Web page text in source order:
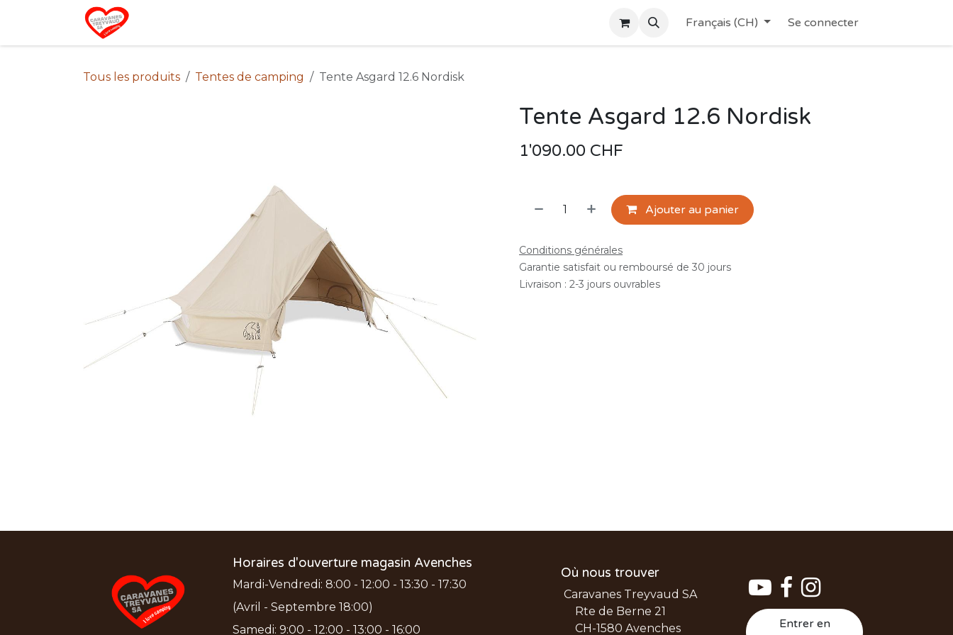
Se rendre au contenu
Français (CH) Se connecter
Tous les produits Tentes de camping Tente Asgard 12.6 Nordisk
Tente Asgard 12.6 Nordisk
1'090.00 CHF
Ajouter au panier
Conditions générales
Garantie satisfait ou remboursé de 30 jours
Livraison : 2-3 jours ouvrables
Entrer en
Horaires d'ouverture magasin Avenches
Mardi-Vendredi: 8:00 - 12:00 - 13:30 - 17:30
(Avril - Septembre 18:00)
Samedi: 9:00 - 12:00 - 13:00 - 16:00
Où nous trouver
Caravanes Treyvaud SA
Rte de Berne 21
CH-1580 Avenches